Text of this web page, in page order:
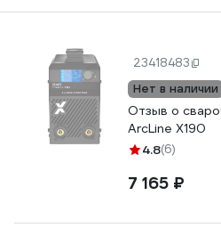
23418483
Нет в наличии
Отзыв о
ArcLine Х190
4.8(6)
7 165 ₽